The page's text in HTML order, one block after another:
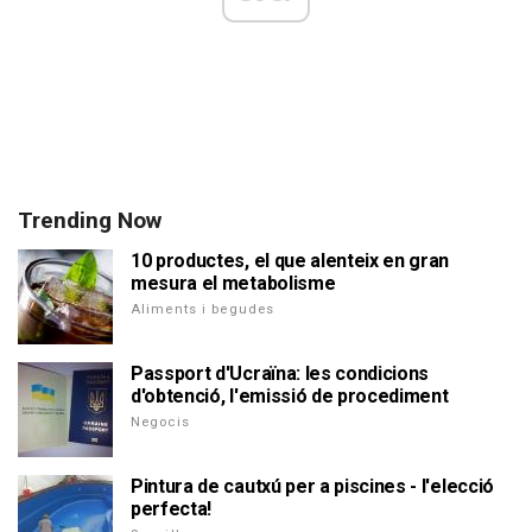
Trending Now
10 productes, el que alenteix en gran
mesura el metabolisme
Aliments i begudes
Passport d'Ucraïna: les condicions
d'obtenció, l'emissió de procediment
Negocis
Pintura de cautxú per a piscines - l'elecció
perfecta!